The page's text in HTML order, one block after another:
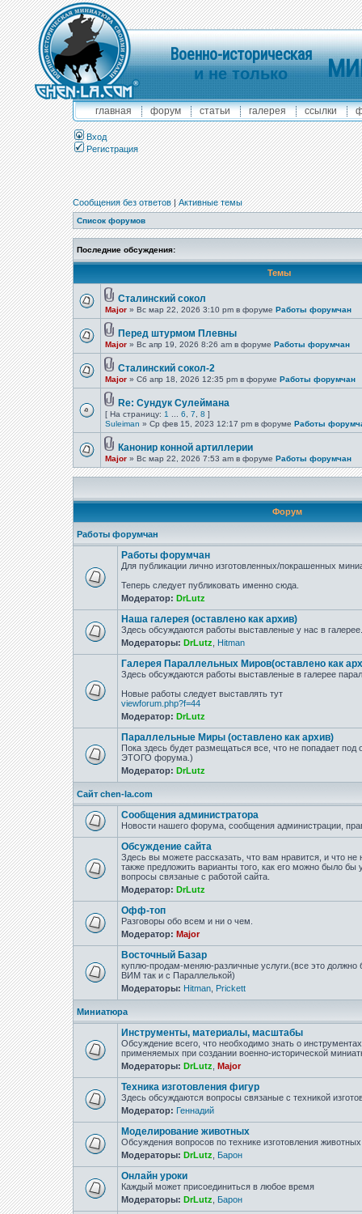
Военно-историческая
и не только
главная форум статьи галерея ссылки
Вход
Регистрация
Сообщения без ответов|Активные темы
Список форумов
Последние обсуждения:
Темы
Сталинский сокол
Major » Вс мар 22, 2026 3:10 pm в форуме Работы форумчан
Перед штурмом Плевны
Major » Вс апр 19, 2026 8:26 am в форуме Работы форумчан
Сталинский сокол-2
Major » Сб апр 18, 2026 12:35 pm в форуме Работы форумчан
Re: Сундук Сулеймана
[ На страницу: 1 6 7 8 ]
Suleiman » Ср фев 15, 2023 12:17 pm в форуме Работы
Канонир конной артиллерии
Major » Вс мар 22, 2026 7:53 am в форуме Работы форумчан
Форум
Работы форумчан
Работы форумчан
Для публикации лично изготовленных/покрашенных
Теперь следует публиковать именно сюда.
Модератор: DrLutz
Наша галерея (оставлено как архив)
Здесь обсуждаются работы выставленые у нас в галерее.
Модераторы: DrLutz Hitman
Галерея Параллельных Миров(оставлено как
Здесь обсуждаются работы выставленые в галерее
Новые работы следует выставлять тут
viewforum.php?f=44
Модератор: DrLutz
Параллельные Миры (оставлено как архив)
Пока здесь будет размещаться все, что не попадает
ЭТОГО форума.)
Модератор: DrLutz
Сайт chen-la.com
Сообщения администратора
Новости нашего форума, сообщения администрации,
Обсуждение сайта
Здесь вы можете рассказать, что вам нравится, и что не
также предложить варианты того, как его можно было бы
вопросы связаные с работой сайта.
Модератор: DrLutz
Офф-топ
Разговоры обо всем и ни о чем.
Модератор: Major
Восточный Базар
куплю-продам-меняю-различные услуги.(все это должно
ВИМ так и с Параллелькой)
Модераторы: Hitman Prickett
Миниатюра
Инструменты, материалы, масштабы
Обсуждение всего, что необходимо знать о
применяемых при создании военно-исторической
Модераторы: DrLutz Major
Техника изготовления фигур
Здесь обсуждаются вопросы связаные с техникой
Модератор: Геннадий
Моделирование животных
Обсуждения вопросов по технике изготовления
Модераторы: DrLutz Барон
Онлайн уроки
Каждый может присоединиться в любое время
Модераторы: DrLutz Барон